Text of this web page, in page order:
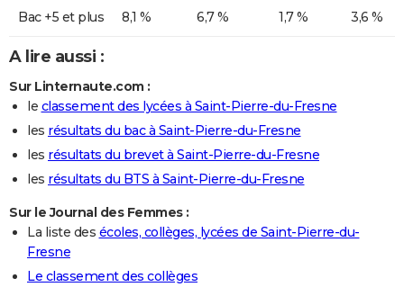
Bac +5 et plus 8,1 % 6,7 % 1,7 % 3,6 %
A lire aussi :
Sur Linternaute.com :
le classement des lycées à Saint-Pierre-du-Fresne
les résultats du bac à Saint-Pierre-du-Fresne
les résultats du brevet à Saint-Pierre-du-Fresne
les résultats du BTS à Saint-Pierre-du-Fresne
Sur le Journal des Femmes :
La liste des écoles, collèges, lycées de Saint-Pierre-du-
Fresne
Le classement des collèges